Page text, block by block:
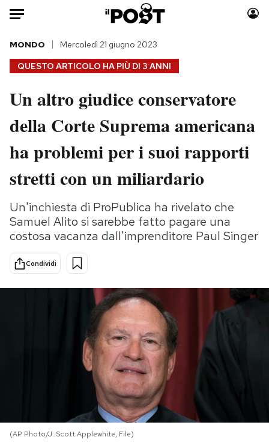
Auto
HOME
Italia
Politica
Tecnologia
Scienza
Cultura
Economia
Sport
Moda
Consumismi
Storie/Idee
Media
Europa
Altrecose
Mondiali calcio 2026
I MIEI PREFERITI
QUESTO ARTICOLO HA PIÙ DI 3 ANNI
MONDO Mercoledì 21 giugno 2023
Un altro giudice conservatore
della Corte Suprema americana
ha problemi per i suoi rapporti
stretti con un miliardario
Un'inchiesta di ProPublica ha rivelato che
Samuel Alito si sarebbe fatto pagare una
costosa vacanza dall'imprenditore Paul Singer
Condividi
(AP Photo/J. Scott Applewhite, File)